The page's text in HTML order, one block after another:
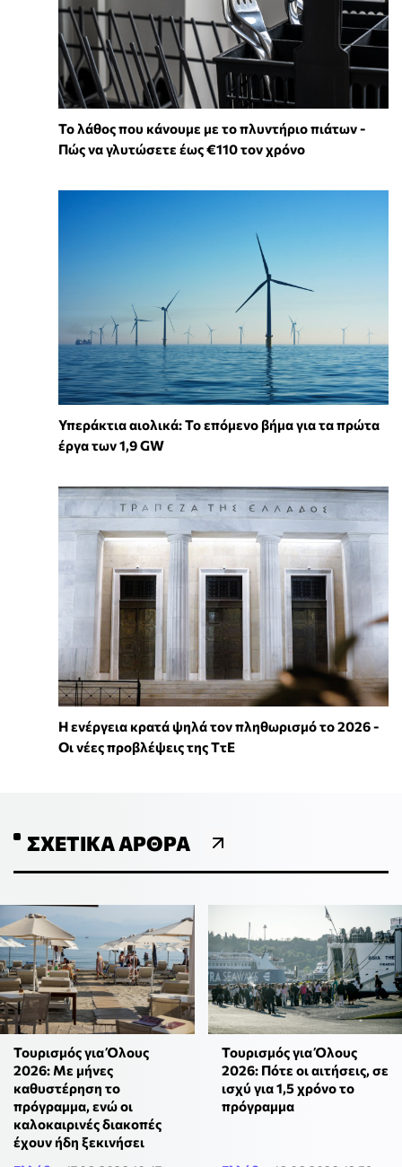
Το λάθος που κάνουμε με το πλυντήριο πιάτων -
Πώς να γλυτώσετε έως €110 τον χρόνο
Υπεράκτια αιολικά: Το επόμενο βήμα για τα πρώτα
έργα των 1,9 GW
Η ενέργεια κρατά ψηλά τον πληθωρισμό το 2026 -
Οι νέες προβλέψεις της ΤτΕ
ΣΧΕΤΙΚΆ ΆΡΘΡΑ
Τουρισμός για Όλους
2026: Με μήνες
καθυστέρηση το
πρόγραμμα, ενώ οι
καλοκαιρινές διακοπές
έχουν ήδη ξεκινήσει
Τουρισμός για Όλους
2026: Πότε οι αιτήσεις, σε
ισχύ για 1,5 χρόνο το
πρόγραμμα